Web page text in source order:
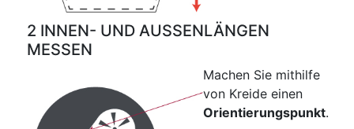
2 INNEN- UND AUSSENLÄNGEN
MESSEN
Machen Sie mithilfe
von Kreide einen
Orientierungspunkt.